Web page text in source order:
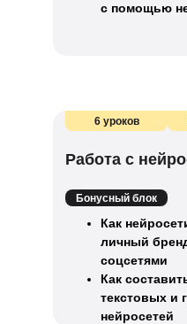
с помощью
6 уроков
Работа с
Бонусный блок
Как
личный
соцсетями
Как
текстовых и
нейросетей